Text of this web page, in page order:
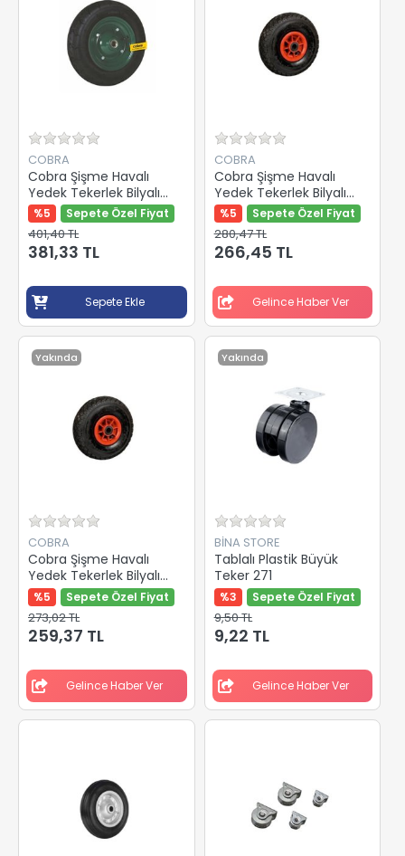
COBRA
Cobra Şişme Havalı
Yedek Tekerlek Bilyalı
350-7 Mm 500000
%5 Sepete Özel Fiyat
401,40 TL
381,33 TL
Sepete Ekle
COBRA
Cobra Şişme Havalı
Yedek Tekerlek Bilyalı
300-4 Mm 500351
%5 Sepete Özel Fiyat
280,47 TL
266,45 TL
Gelince Haber Ver
Yakında
COBRA
Cobra Şişme Havalı
Yedek Tekerlek Bilyalı
250-4 Mm 500353
%5 Sepete Özel Fiyat
273,02 TL
259,37 TL
Gelince Haber Ver
Yakında
BİNA STORE
Tablalı Plastik Büyük
Teker 271
%3 Sepete Özel Fiyat
9,50 TL
9,22 TL
Gelince Haber Ver